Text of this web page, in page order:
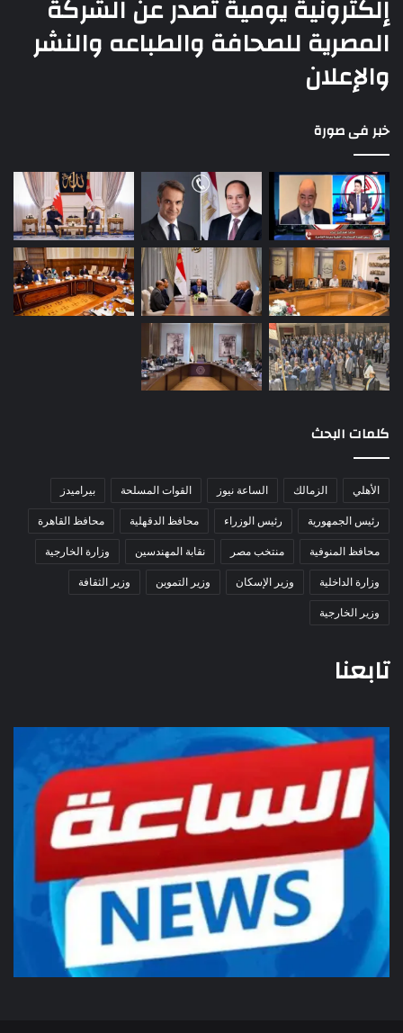
إلكترونية يومية تصدر عن الشركة
المصرية للصحافة والطباعه والنشر
والإعلان
خبر فى صورة
كلمات البحث
الأهلي الزمالك الساعة نيوز القوات المسلحة
بيراميدز
رئيس الجمهورية
رئيس الوزراء محافظ الدقهلية
محافظ القاهرة
محافظ المنوفية
منتخب مصر نقابة المهندسين
وزارة الخارجية
وزارة الداخلية
وزير الإسكان وزير التموين
وزير الثقافة
وزير الخارجية
تابعنا